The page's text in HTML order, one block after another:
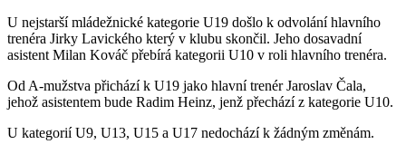
U nejstarší mládežnické kategorie U19 došlo k odvolání hlavního
trenéra Jirky Lavického který v klubu skončil. Jeho dosavadní
asistent Milan Kováč přebírá kategorii U10 v roli hlavního trenéra.
Od A-mužstva přichází k U19 jako hlavní trenér Jaroslav Čala,
jehož asistentem bude Radim Heinz, jenž přechází z kategorie U10.
U kategorií U9, U13, U15 a U17 nedochází k žádným změnám.